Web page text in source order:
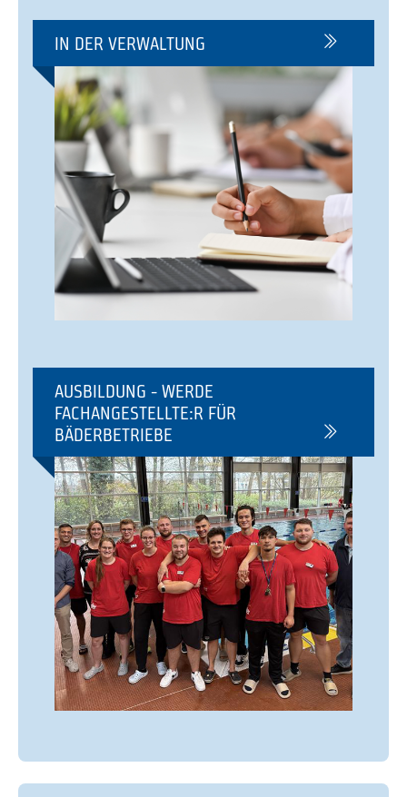
IN DER VERWALTUNG
AUSBILDUNG - WERDE
FACHANGESTELLTE:R FÜR
BÄDERBETRIEBE